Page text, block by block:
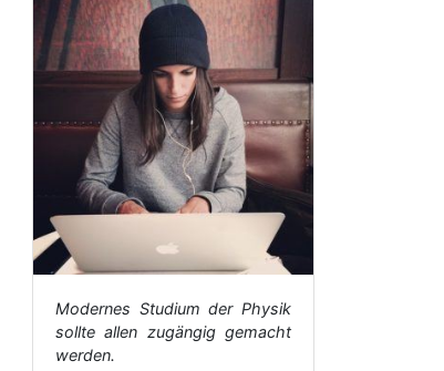
Modernes Studium der Physik
sollte allen zugängig gemacht
werden.